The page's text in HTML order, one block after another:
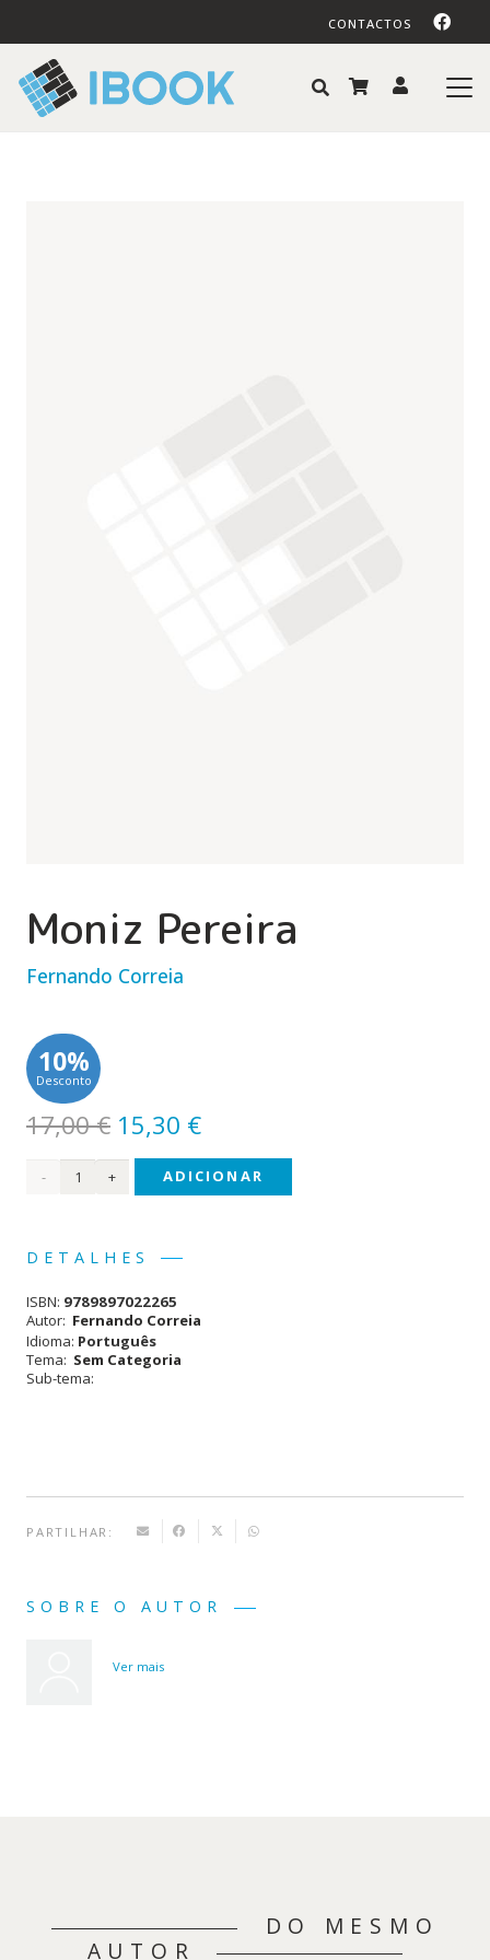
CONTACTOS
Moniz Pereira
Fernando Correia
10%
Desconto
17,00€ O
preço
original
17,00 €.
15,30 €O
preço
atual
Quantidade
ADICIONAR
DETALHES
ISBN: 9789897022265
Autor: Fernando Correia
Idioma: Português
Tema: Sem Categoria
Sub-tema:
PARTILHAR:
SOBRE O AUTOR
Ver mais
DO MESMO
AUTOR